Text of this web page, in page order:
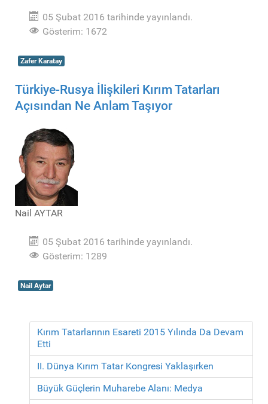
05 Şubat 2016 tarihinde yayınlandı.
Gösterim: 1672
Zafer Karatay
Türkiye-Rusya İlişkileri Kırım Tatarları
Açısından Ne Anlam Taşıyor
Nail AYTAR
05 Şubat 2016 tarihinde yayınlandı.
Gösterim: 1289
Nail Aytar
Kırım Tatarlarının Esareti 2015 Yılında Da Devam
Etti
II. Dünya Kırım Tatar Kongresi Yaklaşırken
Büyük Güçlerin Muharebe Alanı: Medya